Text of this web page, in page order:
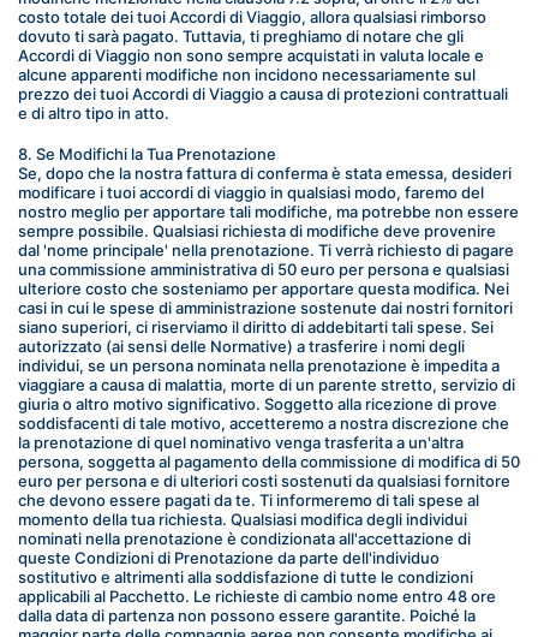
costo totale dei tuoi Accordi di Viaggio, allora qualsiasi rimborso
dovuto ti sarà pagato. Tuttavia, ti preghiamo di notare che gli
Accordi di Viaggio non sono sempre acquistati in valuta locale e
alcune apparenti modifiche non incidono necessariamente sul
prezzo dei tuoi Accordi di Viaggio a causa di protezioni contrattuali
e di altro tipo in atto.
8. Se Modifichi la Tua Prenotazione
Se, dopo che la nostra fattura di conferma è stata emessa, desideri
modificare i tuoi accordi di viaggio in qualsiasi modo, faremo del
nostro meglio per apportare tali modifiche, ma potrebbe non essere
sempre possibile. Qualsiasi richiesta di modifiche deve provenire
dal 'nome principale' nella prenotazione. Ti verrà richiesto di pagare
una commissione amministrativa di 50 euro per persona e qualsiasi
ulteriore costo che sosteniamo per apportare questa modifica. Nei
casi in cui le spese di amministrazione sostenute dai nostri fornitori
siano superiori, ci riserviamo il diritto di addebitarti tali spese. Sei
autorizzato (ai sensi delle Normative) a trasferire i nomi degli
individui, se un persona nominata nella prenotazione è impedita a
viaggiare a causa di malattia, morte di un parente stretto, servizio di
giuria o altro motivo significativo. Soggetto alla ricezione di prove
soddisfacenti di tale motivo, accetteremo a nostra discrezione che
la prenotazione di quel nominativo venga trasferita a un'altra
persona, soggetta al pagamento della commissione di modifica di 50
euro per persona e di ulteriori costi sostenuti da qualsiasi fornitore
che devono essere pagati da te. Ti informeremo di tali spese al
momento della tua richiesta. Qualsiasi modifica degli individui
nominati nella prenotazione è condizionata all'accettazione di
queste Condizioni di Prenotazione da parte dell'individuo
sostitutivo e altrimenti alla soddisfazione di tutte le condizioni
applicabili al Pacchetto. Le richieste di cambio nome entro 48 ore
dalla data di partenza non possono essere garantite. Poiché la